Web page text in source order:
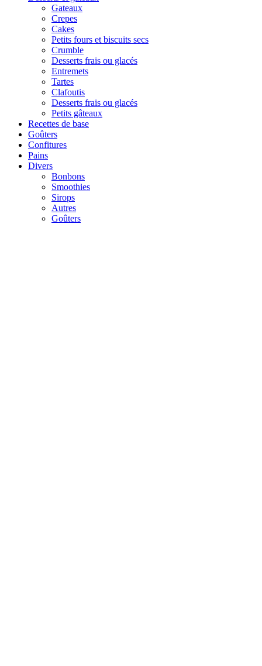
Gateaux
Crepes
Cakes
Petits fours et biscuits secs
Crumble
Desserts frais ou glacés
Entremets
Tartes
Clafoutis
Desserts frais ou glacés
Petits gâteaux
Recettes de base
Goûters
Confitures
Pains
Divers
Bonbons
Smoothies
Sirops
Autres
Goûters